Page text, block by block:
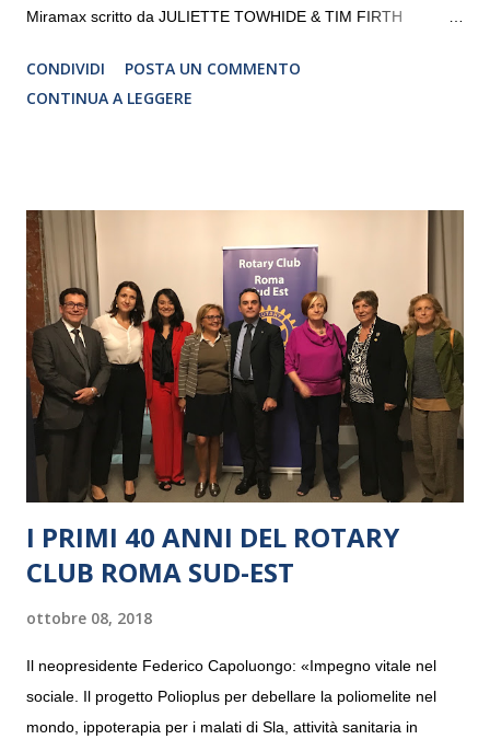
Miramax scritto da JULIETTE TOWHIDE & TIM FIRTH
CRISTINA PEZZOLI
CONDIVIDI
POSTA UN COMMENTO
CONTINUA A LEGGERE
I PRIMI 40 ANNI DEL ROTARY
CLUB ROMA SUD-EST
ottobre 08, 2018
Il neopresidente Federico Capoluongo: «Impegno vitale nel
sociale. Il progetto Polioplus per debellare la poliomelite nel
mondo, ippoterapia per i malati di Sla, attività sanitaria in